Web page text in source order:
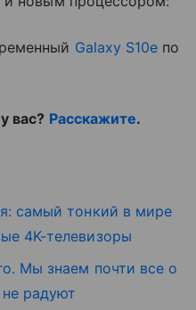
Galaxy S10e по
вас? Расскажите.
самый тонкий в мире
4K-телевизоры
Мы знаем почти все о
радуют